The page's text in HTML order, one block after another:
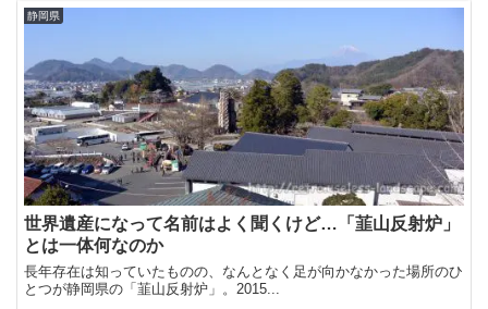
静岡県
世界遺産になって名前はよく聞くけど…「韮山反射炉」
とは一体何なのか
長年存在は知っていたものの、なんとなく足が向かなかった場所のひ
とつが静岡県の「韮山反射炉」。2015...